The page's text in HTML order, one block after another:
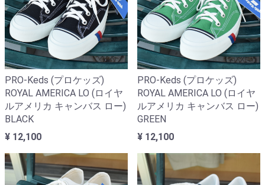
PRO-Keds (プロケッズ)
ROYAL AMERICA LO (ロイヤ
ルアメリカ キャンバス ロー)
BLACK
¥ 12,100
PRO-Keds (プロケッズ)
ROYAL AMERICA LO (ロイヤ
ルアメリカ キャンバス ロー)
GREEN
¥ 12,100